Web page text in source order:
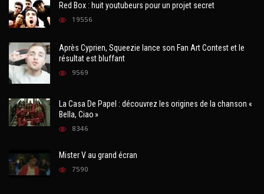
Red Box : huit youtubeurs pour un projet secret
19556
Après Cyprien, Squeezie lance son Fan Art Contest et le
résultat est bluffant
9569
La Casa De Papel : découvrez les origines de la chanson «
Bella, Ciao »
8346
Mister V au grand écran
7590